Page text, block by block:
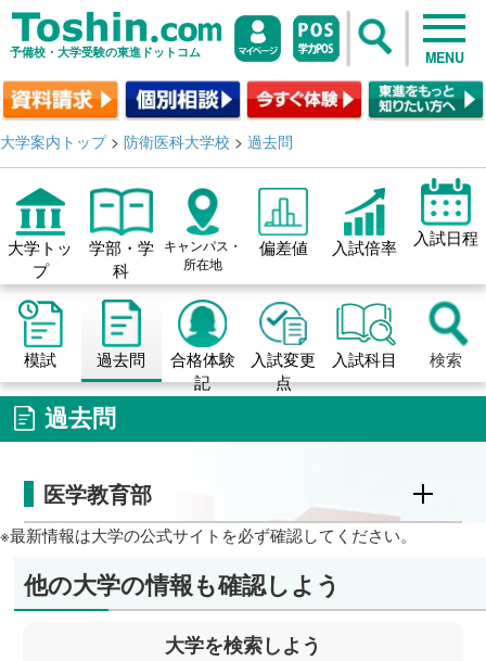
予備校・大学受験の東進ドットコム MENU
大学案内トップ> 防衛医科大学校 > 過去問
大学トッ
プ
学部・学
科
キャンパス・
所在地
偏差値 入試倍率 入試日程
模試 過去問
合格体験
記
入試変更
点
入試科目 検索
過去問
医学教育部
※最新情報は大学の公式サイトを必ず確認してください。
他の大学の情報も確認しよう
大学を検索しよう